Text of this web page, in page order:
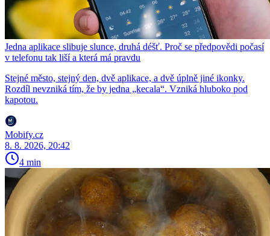
Jedna aplikace slibuje slunce, druhá déšť. Proč se předpovědi počasí
v telefonu tak liší a která má pravdu
Stejné město, stejný den, dvě aplikace, a dvě úplně jiné ikonky.
Rozdíl nevzniká tím, že by jedna „kecala“. Vzniká hluboko pod
kapotou.
Mobify.cz
8. 8. 2026, 20:42
4 min